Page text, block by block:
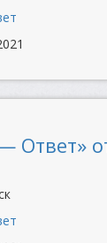
Ответ»